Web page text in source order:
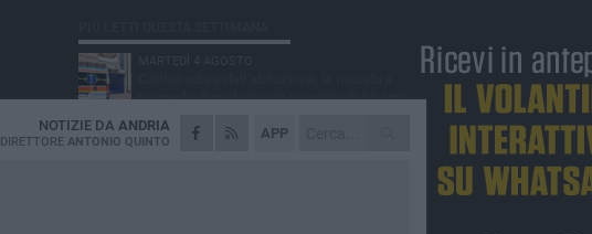
APP
NOTIZIE DA ANDRIA
DIRETTORE ANTONIO QUINTO
scoperta: trovato morto un uomo di 55 anni
SABATO 1 AGOSTO
"3 vite. 2 impegni. 1 strada": ad Andria